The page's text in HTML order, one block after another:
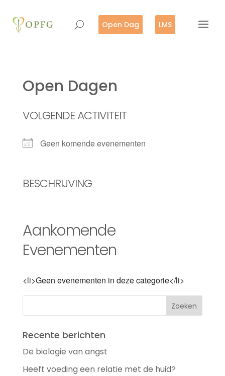
Open Dag LMS
Open Dagen
VOLGENDE ACTIVITEIT
Geen komende evenementen
BESCHRIJVING
Aankomende
Evenementen
<li>Geen evenementen in deze categorie</li>
Recente berichten
De biologie van angst
Heeft voeding een relatie met de huid?